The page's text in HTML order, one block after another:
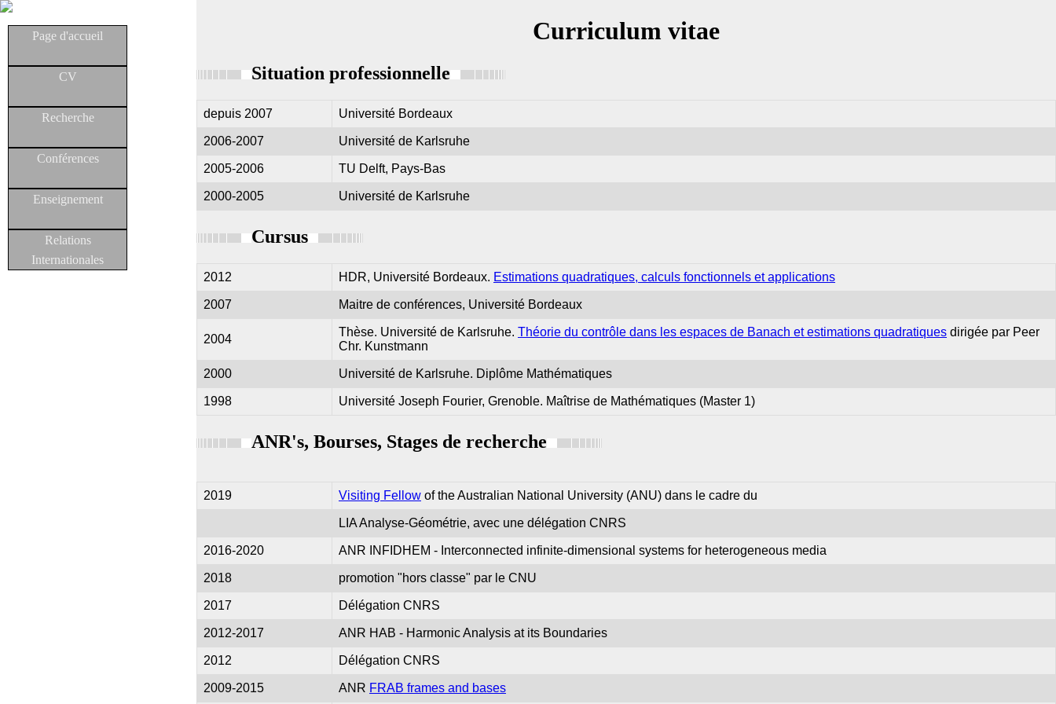
Page d'accueil
CV
Recherche
Conférences
Enseignement
Relations
Internationales
Curriculum vitae
Situation professionnelle
depuis 2007 Université Bordeaux
2006-2007 Université de Karlsruhe
2005-2006 TU Delft, Pays-Bas
2000-2005 Université de Karlsruhe
Cursus
2012 HDR, Université Bordeaux. Estimations quadratiques, calculs fonctionnels et applications
2007 Maitre de conférences, Université Bordeaux
2004
Thèse. Université de Karlsruhe. Théorie du contrôle dans les espaces de Banach et estimations quadratiques dirigée par Peer
Chr. Kunstmann
2000 Université de Karlsruhe. Diplôme Mathématiques
1998 Université Joseph Fourier, Grenoble. Maîtrise de Mathématiques (Master 1)
ANR's, Bourses, Stages de recherche
2019 Visiting Fellow of the Australian National University (ANU) dans le cadre du
LIA Analyse-Géométrie, avec une délégation CNRS
2016-2020 ANR INFIDHEM - Interconnected infinite-dimensional systems for heterogeneous media
2018 promotion "hors classe" par le CNU
2017 Délégation CNRS
2012-2017 ANR HAB - Harmonic Analysis at its Boundaries
2012 Délégation CNRS
2009-2015 ANR FRAB frames and bases